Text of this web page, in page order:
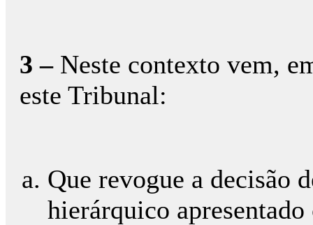
3 –Neste contexto vem,
este Tribunal:
Que revogue a decisão
hierárquico